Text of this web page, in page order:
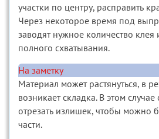
участки по центру, расправить
Через некоторое время под
заводят нужное количество
полного схватывания.
На заметку
Материал может растянуться, в
возникает складка. В этом
отрезать излишек, чтобы можно
части.